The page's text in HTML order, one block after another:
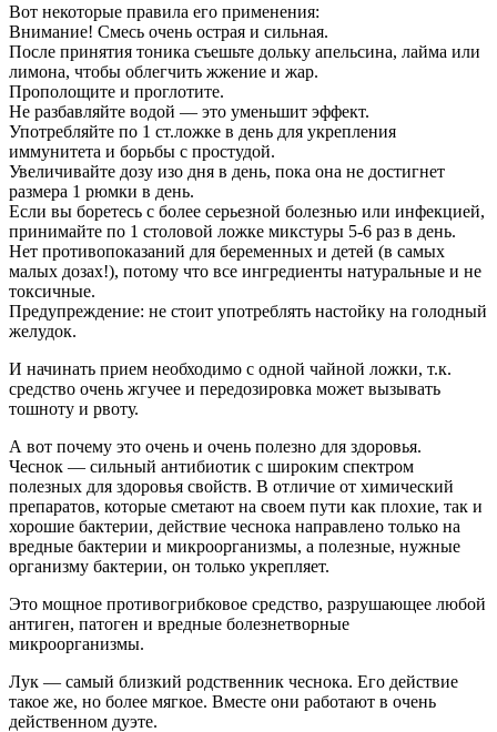
Вот некоторые правила его применения:
Внимание! Смесь очень острая и сильная.
После принятия тоника съешьте дольку апельсина, лайма или
лимона, чтобы облегчить жжение и жар.
Прополощите и проглотите.
Не разбавляйте водой — это уменьшит эффект.
Употребляйте по 1 ст.ложке в день для укрепления
иммунитета и борьбы с простудой.
Увеличивайте дозу изо дня в день, пока она не достигнет
размера 1 рюмки в день.
Если вы боретесь с более серьезной болезнью или инфекцией,
принимайте по 1 столовой ложке микстуры 5-6 раз в день.
Нет противопоказаний для беременных и детей (в самых
малых дозах!), потому что все ингредиенты натуральные и не
токсичные.
Предупреждение: не стоит употреблять настойку на голодный
желудок.
И начинать прием необходимо с одной чайной ложки, т.к.
средство очень жгучее и передозировка может вызывать
тошноту и рвоту.
А вот почему это очень и очень полезно для здоровья.
Чеснок — сильный антибиотик с широким спектром
полезных для здоровья свойств. В отличие от химический
препаратов, которые сметают на своем пути как плохие, так и
хорошие бактерии, действие чеснока направлено только на
вредные бактерии и микроорганизмы, а полезные, нужные
организму бактерии, он только укрепляет.
Это мощное противогрибковое средство, разрушающее любой
антиген, патоген и вредные болезнетворные
микроорганизмы.
Лук — самый близкий родственник чеснока. Его действие
такое же, но более мягкое. Вместе они работают в очень
действенном дуэте.